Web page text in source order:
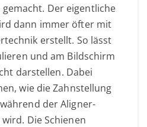
Der eigentliche
dann immer öfter mit
erstellt. So lässt
und am Bildschirm
darstellen. Dabei
wie die Zahnstellung
der Aligner-
Die Schienen